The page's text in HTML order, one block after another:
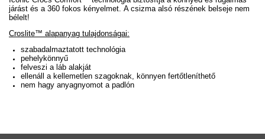
járást és a 360 fokos kényelmet. A csizma alsó részének belseje nem
bélelt!
Croslite™ alapanyag tulajdonságai:
szabadalmaztatott technológia
pehelykönnyű
felveszi a láb alakját
ellenáll a kellemetlen szagoknak, könnyen fertőtleníthető
nem hagy anyagnyomot a padlón